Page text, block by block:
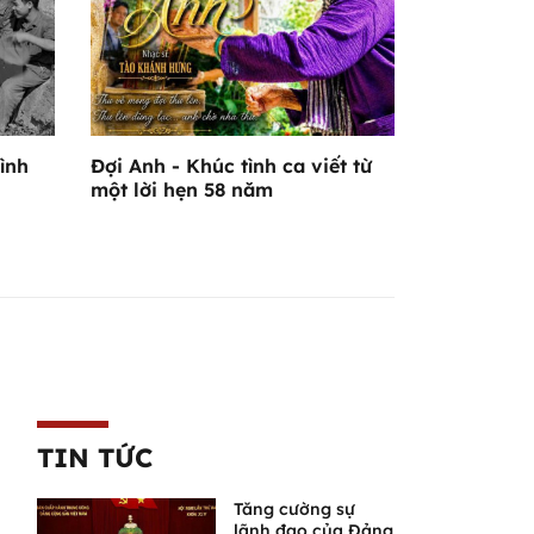
Đợi Anh - Khúc tình ca viết từ
một lời hẹn 58 năm
TIN TỨC
Tăng cường sự